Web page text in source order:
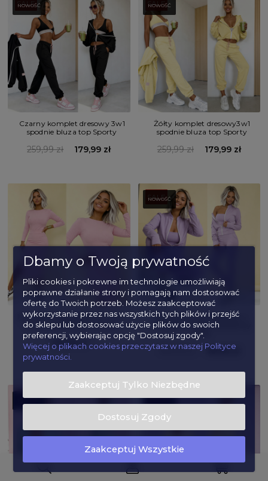
SALE
NOWOŚĆ
Czarny komplet dresowy 3w1
spodnie bluza top Sporty
259,99 zł 179,99 zł
SALE
NOWOŚĆ
Żółty komplet dresowy3w1
spodnie bluza top Sporty
259,99 zł 179,99 zł
Komplet Paola spódnica midi i
bluzka pastelowy różowy
139,99 zł
SALE
NOWOŚĆ
Komplet trzyczęściowy z
masełka Morgan pastelowy
fiolet
189,99 zł 99,99 zł
SALE SALE
Dbamy o Twoją prywatność
Pliki cookies i pokrewne im technologie umożliwiają
poprawne działanie strony i pomagają nam dostosować
ofertę do Twoich potrzeb. Możesz zaakceptować
wykorzystanie przez nas wszystkich tych plików i przejść
do sklepu lub dostosować użycie plików do swoich
preferencji, wybierając opcję "Dostosuj zgody".
Więcej o plikach cookies przeczytasz w naszej Polityce
prywatności.
Zaakceptuj Tylko Niezbędne
Dostosuj Zgody
Zaakceptuj Wszystkie